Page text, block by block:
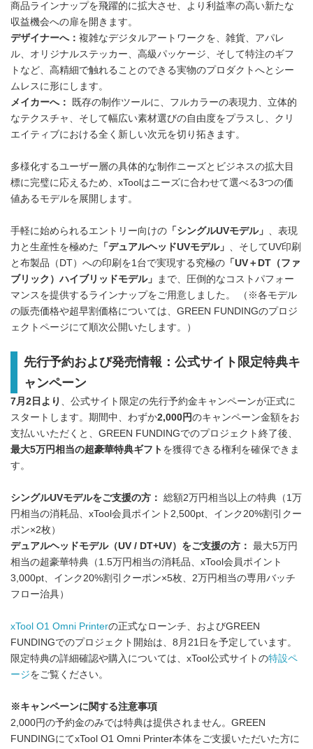
商品ラインナップを飛躍的に拡大させ、より利益率の高い新たな
収益機会への扉を開きます。
デザイナーへ： 複雑なデジタルアートワークを、雑貨、アパレ
ル、オリジナルステッカー、高級パッケージ、そして特注のギフ
トなど、高精細で触れることのできる実物のプロダクトへとシー
ムレスに形にします。
メイカーへ：
既存の制作ツールに、フルカラーの表現力、立体的
なテクスチャ、そして幅広い素材選びの自由度をプラスし、クリ
エイティブにおける全く新しい次元を切り拓きます。
多様化するユーザー層の具体的な制作ニーズとビジネスの拡大目
標に完璧に応えるため、xToolはニーズに合わせて選べる3つの価
値あるモデルを展開します。
手軽に始められるエントリー向けの 「シングルUVモデル」 、表現
力と生産性を極めた
「デュアルヘッドUVモデル」 、そしてUV印刷
と布製品（DT）への印刷を1台で実現する究極の 「UV＋DT（ファ
ブリック）ハイブリッドモデル」 まで、圧倒的なコストパフォー
マンスを提供するラインナップをご用意しました。 （※各モデル
の販売価格や超早割価格については、GREEN FUNDINGのプロジ
ェクトページにて順次公開いたします。）
先行予約および発売情報：公式サイト限定特典キ
ャンペーン
7月2日より 、公式サイト限定の先行予約金キャンペーンが正式に
スタートします。期間中、わずか2,000円のキャンペーン金額をお
支払いいただくと、GREEN FUNDINGでのプロジェクト終了後、
最大5万円相当の超豪華特典ギフト を獲得できる権利を確保できま
す。
シングルUVモデルをご支援の方： 総額2万円相当以上の特典（1万
円相当の消耗品、xTool会員ポイント2,500pt、インク20%割引クー
ポン×2枚）
デュアルヘッドモデル（UV / DT+UV）をご支援の方： 最大5万円
相当の超豪華特典（1.5万円相当の消耗品、xTool会員ポイント
3,000pt、インク20%割引クーポン×5枚、2万円相当の専用バッチ
フロー治具）
xTool O1 Omni Printerの正式なローンチ、およびGREEN
FUNDINGでのプロジェクト開始は、8月21日を予定しています。
限定特典の詳細確認や購入については、xTool公式サイトの特設ペ
ージをご覧ください。
※キャンペーンに関する注意事項
2,000円の予約金のみでは特典は提供されません。GREEN
FUNDINGにてxTool O1 Omni Printer本体をご支援いただいた方に